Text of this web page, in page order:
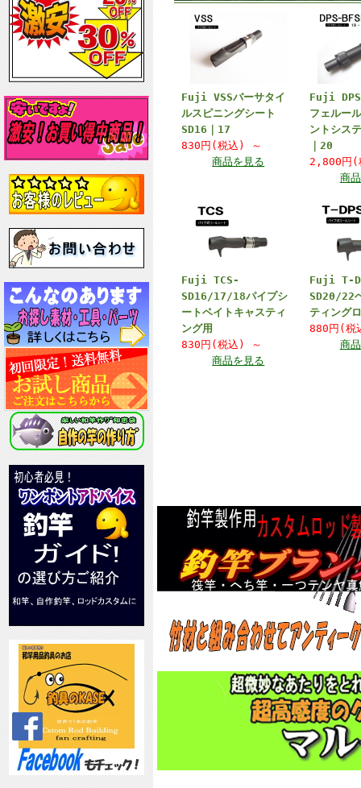
Fuji VSSバーサタイ
ルスピニングシート
SD16｜17
830円(税込)
～
商品を見る
Fuji
フェルー
ントシス
｜20
2,800円
商
Fuji TCS-
SD16/17/18パイプシ
ートベイトキャスティ
ング用
830円(税込)
～
商品を見る
Fuji T-
SD20/22
ティング
880円(
商